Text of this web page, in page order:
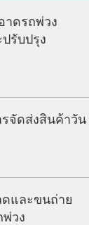
าดรถพ่วง
รับปรุง
จัดส่งสินค้าวัน
ดและขนถ่าย
วง